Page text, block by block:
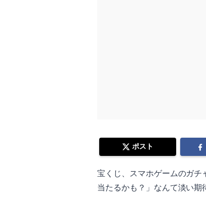
ポスト
宝くじ、スマホゲームのガ
当たるかも？」なんて淡い期